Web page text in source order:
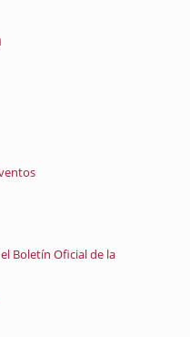
Boletín Oficial de la